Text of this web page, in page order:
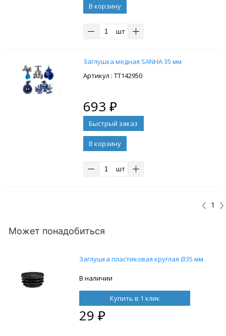
В корзину
шт
Заглушка медная SANHA 35 мм
: ТТ142950
693 ₽
В корзину
шт
1
Может понадобиться
Заглушка пластиковая круглая Ø35 мм
В наличии
Купить в 1 клик
29 ₽